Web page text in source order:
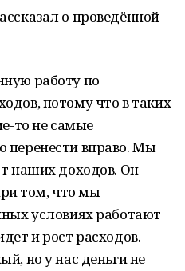
о проведённой
работу по
потому что в таких
то не самые
перенести вправо. Мы
наших доходов. Он
том, что мы
условиях работают
и рост расходов.
но у нас деньги не